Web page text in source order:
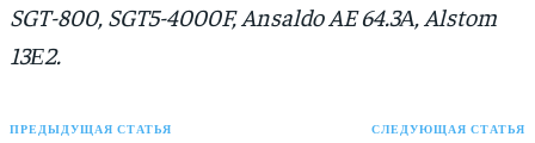
SGT-800, SGT5-4000F, Ansaldo AE 64.3А, Alstom
13Е2.
ПРЕДЫДУЩАЯ СТАТЬЯ СЛЕДУЮЩАЯ СТАТЬЯ